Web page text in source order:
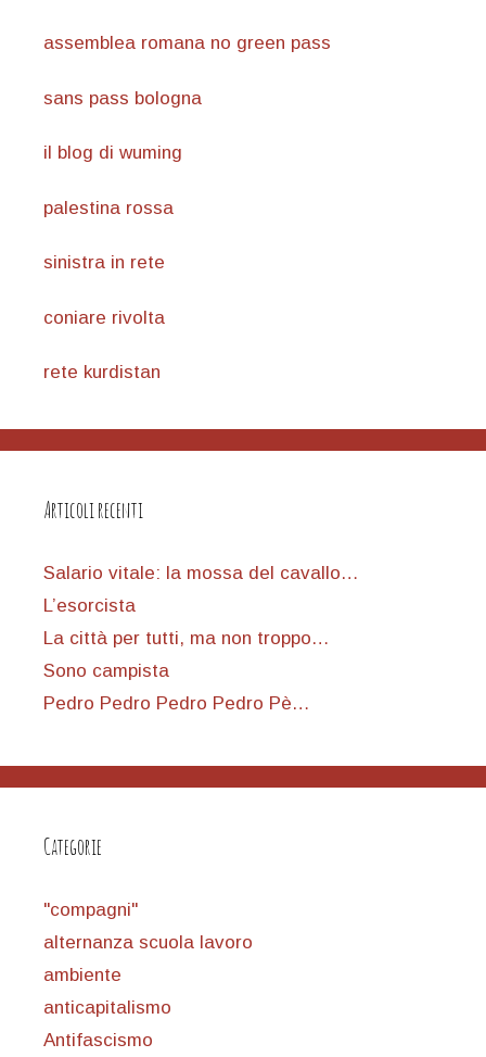
assemblea romana no green pass
sans pass bologna
il blog di wuming
palestina rossa
sinistra in rete
coniare rivolta
rete kurdistan
Articoli recenti
Salario vitale: la mossa del cavallo…
L’esorcista
La città per tutti, ma non troppo…
Sono campista
Pedro Pedro Pedro Pedro Pè…
Categorie
"compagni"
alternanza scuola lavoro
ambiente
anticapitalismo
Antifascismo